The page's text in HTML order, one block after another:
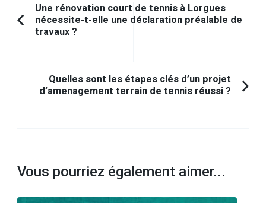
Navigation
d'article
Article
Une rénovation court de tennis à Lorgues
nécessite-t-elle une déclaration préalable de
travaux ?
Quelles sont les étapes clés d’un projet
d’amenagement terrain de tennis réussi ?
Vous pourriez également aimer...